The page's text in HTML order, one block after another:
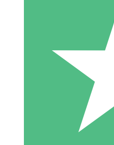
Pacchetti di
Paga a consumo con crediti
1